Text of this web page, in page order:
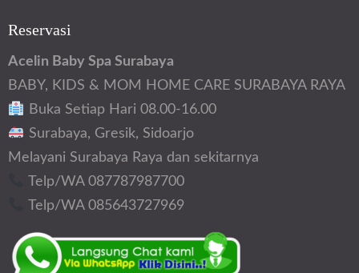
Reservasi
Acelin Baby Spa Surabaya
BABY, KIDS & MOM HOME CARE SURABAYA RAYA
Buka Setiap Hari 08.00-16.00
Surabaya, Gresik, Sidoarjo
Melayani Surabaya Raya dan sekitarnya
Telp/WA 087787987700
Telp/WA 085643727969